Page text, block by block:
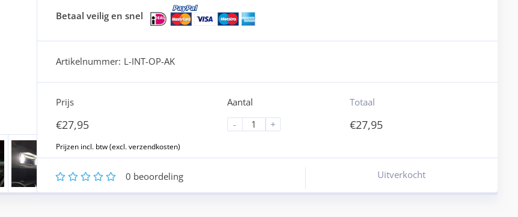
Betaal veilig en snel
Artikelnummer: L-INT-OP-AK
Prijs
€27,95
Aantal
-
+
Totaal
€27,95
5
4
3
2 0 beoordeling Uitverkocht